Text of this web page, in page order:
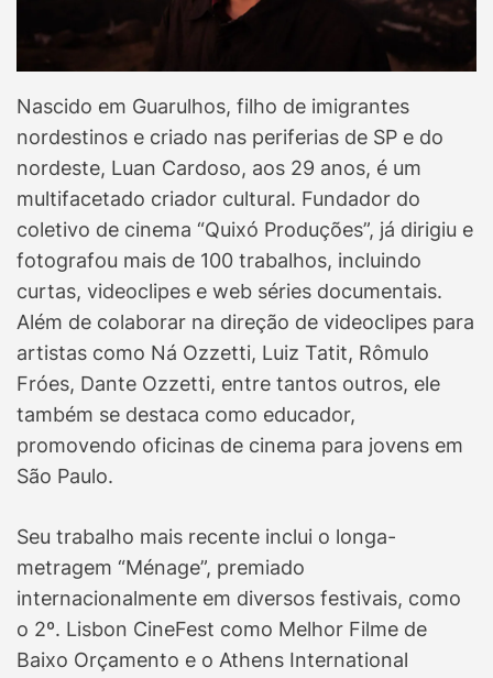
Nascido em Guarulhos, filho de imigrantes
nordestinos e criado nas periferias de SP e do
nordeste, Luan Cardoso, aos 29 anos, é um
multifacetado criador cultural. Fundador do
coletivo de cinema “Quixó Produções”, já dirigiu e
fotografou mais de 100 trabalhos, incluindo
curtas, videoclipes e web séries documentais.
Além de colaborar na direção de videoclipes para
artistas como Ná Ozzetti, Luiz Tatit, Rômulo
Fróes, Dante Ozzetti, entre tantos outros, ele
também se destaca como educador,
promovendo oficinas de cinema para jovens em
São Paulo.
Seu trabalho mais recente inclui o longa-
metragem “Ménage”, premiado
internacionalmente em diversos festivais, como
o 2º. Lisbon CineFest como Melhor Filme de
Baixo Orçamento e o Athens International